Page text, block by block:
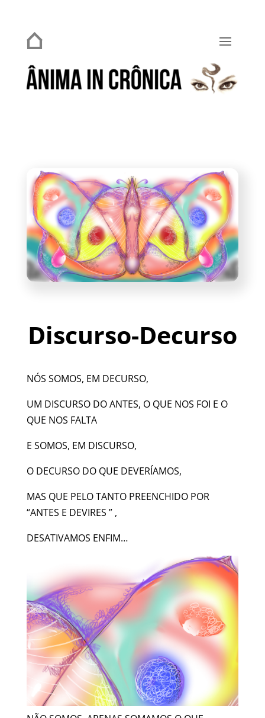
Discurso-Decurso
NÓS SOMOS, EM DECURSO,
UM DISCURSO DO ANTES, O QUE NOS FOI E O
QUE NOS FALTA
E SOMOS, EM DISCURSO,
O DECURSO DO QUE DEVERÍAMOS,
MAS QUE PELO TANTO PREENCHIDO POR
“ANTES E DEVIRES ” ,
DESATIVAMOS ENFIM…